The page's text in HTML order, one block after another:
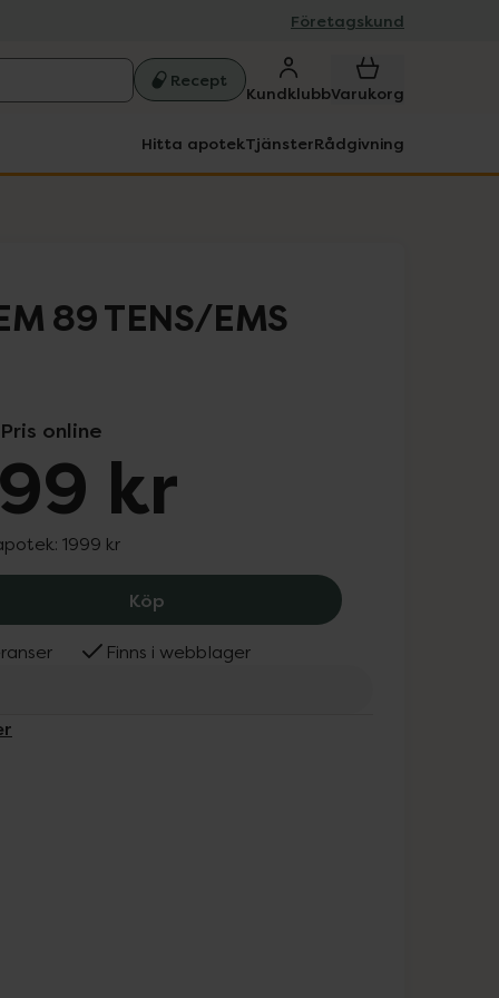
Företagskund
Recept
KundklubbVarukorg
Hitta apotekTjänsterRådgivning
89 TENS/EMS
Pris online
kr
1999 kr
Köp Beurer Heat EM 89 TENS/EMS, 1999
Finns i webblager